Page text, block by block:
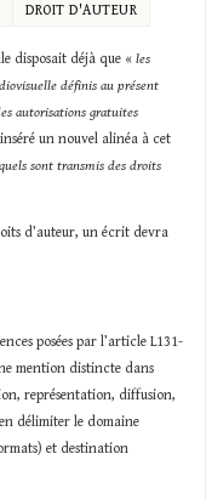
DROIT D'AUTEUR
disposait déjà que « les
définis au présent
autorisations gratuites
un nouvel alinéa à cet
sont transmis des droits
d’auteur, un écrit devra
posées par l’article L131-
mention distincte dans
représentation, diffusion,
délimiter le domaine
et destination